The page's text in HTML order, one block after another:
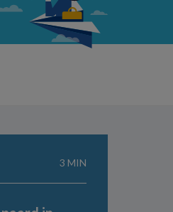
3 MIN